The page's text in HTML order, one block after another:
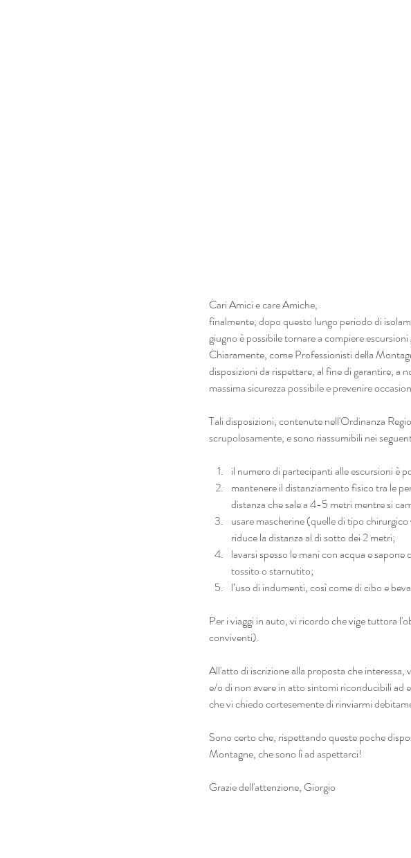
Cari Amici e care Amiche,
finalmente, dopo questo lungo periodo di
giugno è possibile tornare a compiere
Chiaramente, come Professionisti della
disposizioni da rispettare, al fine di garantire, a
massima sicurezza possibile e prevenire
Tali disposizioni, contenute nell'Ordinanza
scrupolosamente, e sono riassumibili nei
il numero di partecipanti alle escursioni è
mantenere il distanziamento fisico tra le
distanza che sale a 4-5 metri mentre si
usare mascherine (quelle di tipo
riduce la distanza al di sotto dei 2 metri;
lavarsi spesso le mani con acqua e
tossito o starnutito;
l’uso di indumenti, così come di cibo e
Per i viaggi in auto, vi ricordo che vige tuttora
conviventi).
All'atto di iscrizione alla proposta che
e/o di non avere in atto sintomi riconducibili ad
che vi chiedo cortesemente di rinviarmi
Sono certo che, rispettando queste poche
Montagne, che sono lì ad aspettarci!
Grazie dell'attenzione, Giorgio